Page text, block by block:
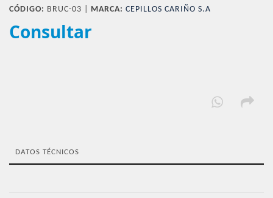
CÓDIGO: BRUC-03 | MARCA: CEPILLOS CARIÑO S.A
Consultar
DATOS TÉCNICOS